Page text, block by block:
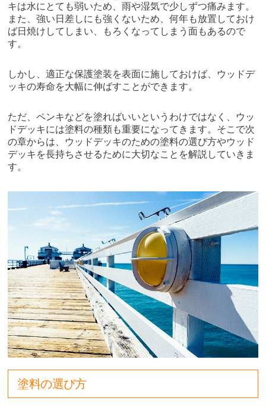
キは水にとても弱いため、雨や湿気で少しずつ痛みます。
また、強い日差しにも強くないため、何年も放置しておけ
ば日焼けしてしまい、もろくなってしまう面もあるので
す。
しかし、適正な保護塗装を表面に施しておけば、ウッドデ
ッキの寿命を大幅に伸ばすことができます。
ただ、ペンキなどを塗ればいいというわけではなく、ウッ
ドデッキには塗料の種類も重要になってきます。そこで次
の章からは、ウッドデッキのための塗料の選び方やウッド
デッキを長持ちさせるために大切なことを解説していきま
す。
塗料の選び方